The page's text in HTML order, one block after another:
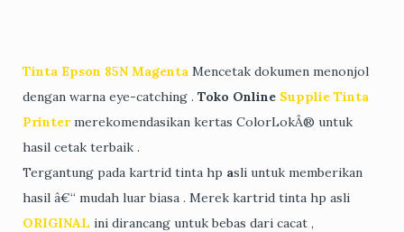
Tinta Epson 85N Magenta Mencetak dokumen menonjol
dengan warna eye-catching . Toko Online Supplie Tinta
Printermerekomendasikan kertas ColorLokÂ® untuk
hasil cetak terbaik .
Tergantung pada kartrid tinta hp asli untuk memberikan
hasil â€“ mudah luar biasa . Merek kartrid tinta hp asli
ORIGINAL ini dirancang untuk bebas dari cacat ,